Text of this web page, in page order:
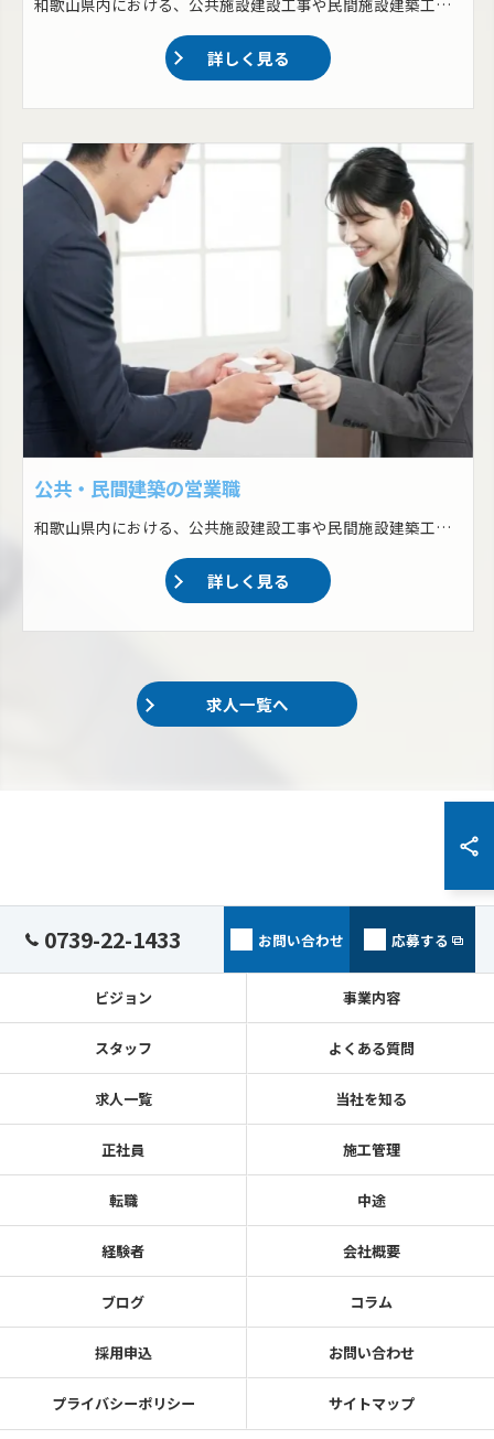
詳しく見る
公共・民間建築の営業職
和歌山県内における、公共施設建設工事や民間施設建築工事の営業をおまかせします！ ・公共工事等の入札 ・民間建築工事の営業回り ・軽微な現場の管理（規模の大きいものは施工管理職へ任せる）
詳しく見る
求人一覧へ
0739-22-1433 お問い合わせ 応募する
ビジョン 事業内容
スタッフ よくある質問
求人一覧 当社を知る
正社員 施工管理
転職 中途
経験者 会社概要
ブログ コラム
採用申込 お問い合わせ
プライバシーポリシー サイトマップ